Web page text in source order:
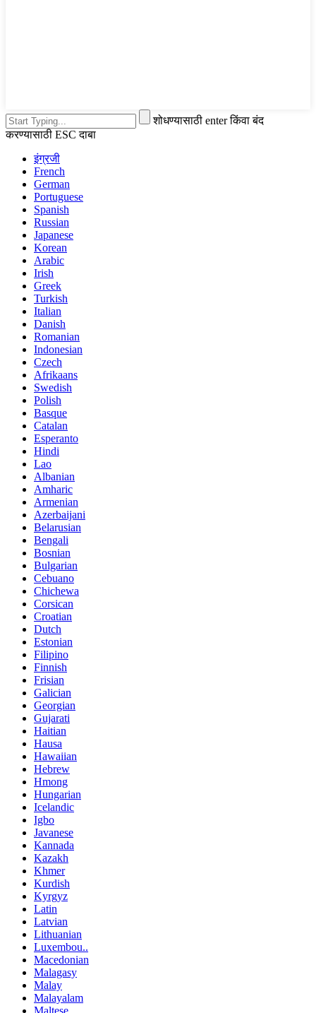
शोधण्यासाठी enter किंवा बंद
करण्यासाठी ESC दाबा
इंग्रजी
French
German
Portuguese
Spanish
Russian
Japanese
Korean
Arabic
Irish
Greek
Turkish
Italian
Danish
Romanian
Indonesian
Czech
Afrikaans
Swedish
Polish
Basque
Catalan
Esperanto
Hindi
Lao
Albanian
Amharic
Armenian
Azerbaijani
Belarusian
Bengali
Bosnian
Bulgarian
Cebuano
Chichewa
Corsican
Croatian
Dutch
Estonian
Filipino
Finnish
Frisian
Galician
Georgian
Gujarati
Haitian
Hausa
Hawaiian
Hebrew
Hmong
Hungarian
Icelandic
Igbo
Javanese
Kannada
Kazakh
Khmer
Kurdish
Kyrgyz
Latin
Latvian
Lithuanian
Luxembou..
Macedonian
Malagasy
Malay
Malayalam
Maltese